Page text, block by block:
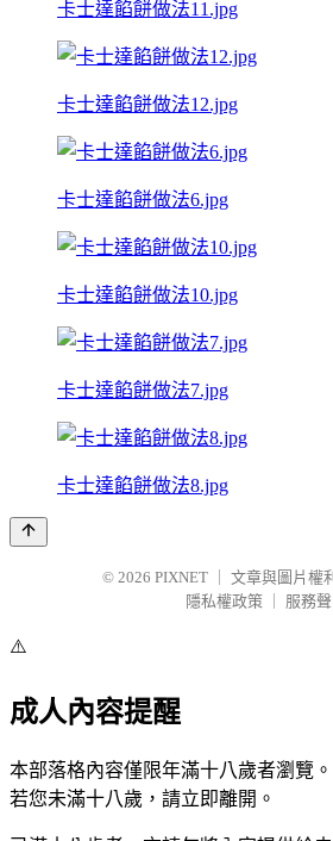
卡士達餡餅做法11.jpg
卡士達餡餅做法12.jpg
卡士達餡餅做法6.jpg
卡士達餡餅做法10.jpg
卡士達餡餅做法7.jpg
卡士達餡餅做法8.jpg
© 2026 PIXNET
文章與圖片權
隱私權政策
服務
⚠️
成人內容提醒
本部落格內容僅限年滿十八歲者瀏覽。
若您未滿十八歲，請立即離開。